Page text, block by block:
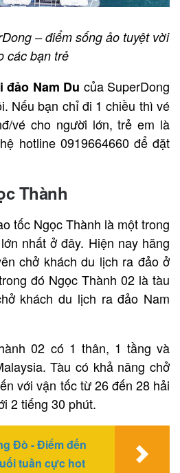
– điểm sống ảo tuyệt vời
các bạn trẻ
đảo Nam Du của SuperDong
Nếu bạn chỉ đi 1 chiều thì vé
vé cho người lớn, trẻ em là
hotline 0919664660 để đặt
Thành
tốc Ngọc Thành là một trong
nhất ở đây. Hiện nay hãng
chở khách du lịch ra đảo ở
đó Ngọc Thành 02 là tàu
khách du lịch ra đảo Nam
02 có 1 thân, 1 tầng và
Tàu có khả năng chở
với vận tốc từ 26 đến 28 hải
2 tiếng 30 phút.
Đò - Điểm đến
tuần cực hot